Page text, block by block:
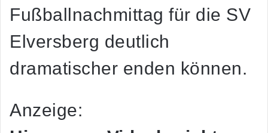
Fußballnachmittag für die SV
Elversberg deutlich
dramatischer enden können.
Anzeige: